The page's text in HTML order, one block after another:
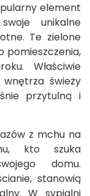
element
unikalne
Te zielone
pomieszczenia,
Właściwie
świeży
przytulną i
z mchu na
kto szuka
domu.
stanowią